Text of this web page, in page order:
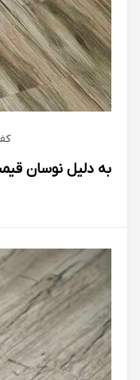
به دلیل نوسان